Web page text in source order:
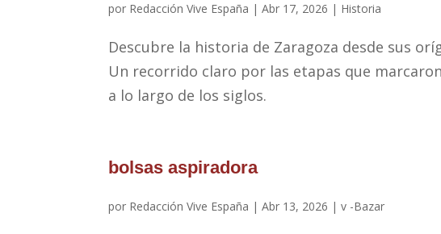
por Redacción Vive España |Abr 17, 2026 | Historia
Descubre la historia de Zaragoza desde sus
Un recorrido claro por las etapas que
a lo largo de los siglos.
bolsas aspiradora
por Redacción Vive España |Abr 13, 2026 |v -Bazar